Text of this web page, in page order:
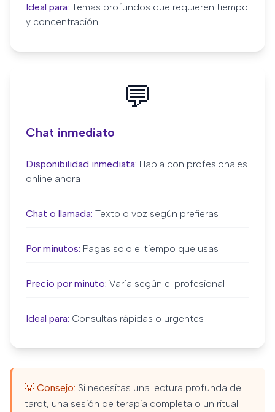
Ideal para: Temas profundos que requieren tiempo
y concentración
💬
Chat inmediato
Disponibilidad inmediata: Habla con profesionales
online ahora
Chat o llamada: Texto o voz según prefieras
Por minutos: Pagas solo el tiempo que usas
Precio por minuto: Varía según el profesional
Ideal para: Consultas rápidas o urgentes
💡 Consejo: Si necesitas una lectura profunda de
tarot, una sesión de terapia completa o un ritual